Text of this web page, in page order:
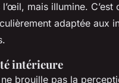
l’œil, mais illumine.
adaptée aux
intérieure
brouille pas la